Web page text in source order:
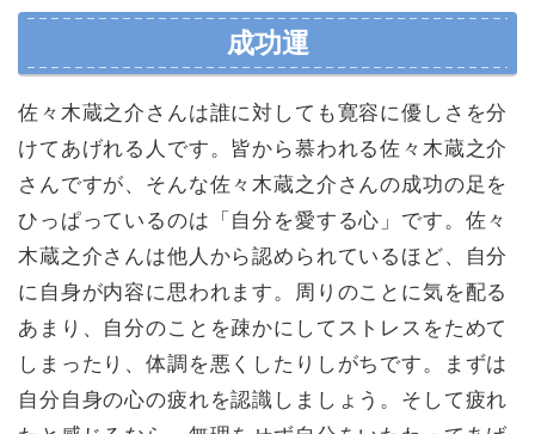
成功運
佐々木蔵之介さんは誰に対しても寛容に優しさを分
けてあげれる人です。皆から慕われる佐々木蔵之介
さんですが、そんな佐々木蔵之介さんの成功の足を
ひっぱっているのは「自分を愛する心」です。佐々
木蔵之介さんは他人から認められているほど、自分
に自身が内容に思われます。周りのことに気を配る
あまり、自分のことを疎かにしてストレスをためて
しまったり、体調を悪くしたりしがちです。まずは
自分自身の心の疲れを認識しましょう。そして疲れ